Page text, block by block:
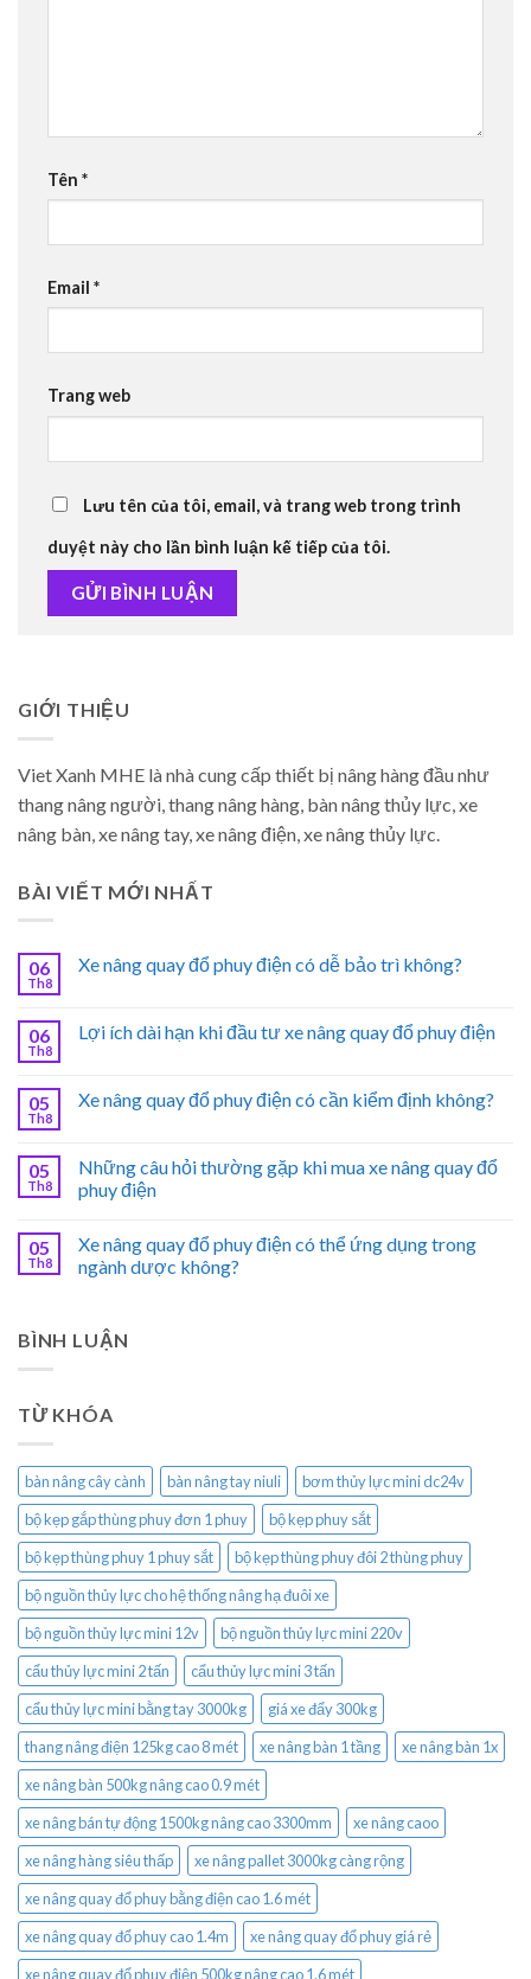
Tên *
Email *
Trang web
Lưu tên của tôi, email, và trang web trong trình
duyệt này cho lần bình luận kế tiếp của tôi.
GIỚI THIỆU
Viet Xanh MHE là nhà cung cấp thiết bị nâng hàng đầu như
thang nâng người, thang nâng hàng, bàn nâng thủy lực, xe
nâng bàn, xe nâng tay, xe nâng điện, xe nâng thủy lực.
BÀI VIẾT MỚI NHẤT
06
Th8
Xe nâng quay đổ phuy điện có dễ bảo trì không?
06
Th8
Lợi ích dài hạn khi đầu tư xe nâng quay đổ phuy điện
05
Th8
Xe nâng quay đổ phuy điện có cần kiểm định không?
05
Th8
Những câu hỏi thường gặp khi mua xe nâng quay đổ
phuy điện
05
Th8
Xe nâng quay đổ phuy điện có thể ứng dụng trong
ngành dược không?
BÌNH LUẬN
TỪ KHÓA
bàn nâng cây cành bàn nâng tay niuli
bơm thủy lực mini dc24v
bộ kẹp gắp thùng phuy đơn 1 phuy
bộ kẹp phuy sắt
bộ kẹp thùng phuy 1 phuy sắt
bộ kẹp thùng phuy đôi 2 thùng phuy
bộ nguồn thủy lực cho hệ thống nâng hạ đuôi xe
bộ nguồn thủy lực mini 12v
bộ nguồn thủy lực mini 220v
cẩu thủy lực mini 2 tấn
cẩu thủy lực mini 3 tấn
cẩu thủy lực mini bằng tay 3000kg
giá xe đẩy 300kg
thang nâng điện 125kg cao 8 mét
xe nâng bàn 1 tầng
xe nâng bàn 1x
xe nâng bàn 500kg nâng cao 0.9 mét
xe nâng bán tự động 1500kg nâng cao 3300mm
xe nâng caoo
xe nâng hàng siêu thấp
xe nâng pallet 3000kg càng rộng
xe nâng quay đổ phuy bằng điện cao 1.6 mét
xe nâng quay đổ phuy cao 1.4m
xe nâng quay đổ phuy giá rẻ
xe nâng quay đổ phuy điện 500kg nâng cao 1.6 mét